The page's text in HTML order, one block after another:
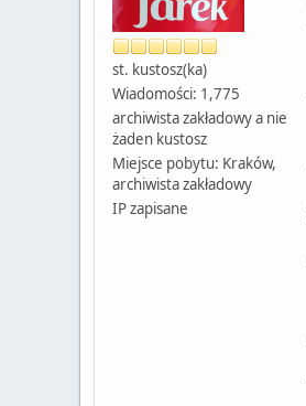
st. kustosz(ka)
Wiadomości: 1,775
archiwista zakładowy a nie
żaden kustosz
Miejsce pobytu: Kraków,
archiwista zakładowy
IP zapisane